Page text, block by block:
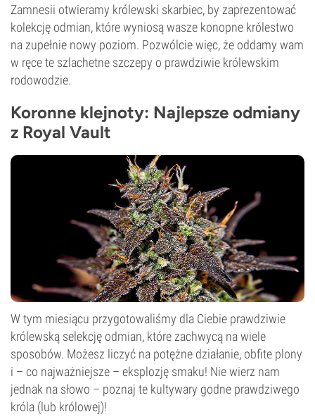
Zamnesii otwieramy królewski skarbiec, by zaprezentować
kolekcję odmian, które wyniosą wasze konopne królestwo
na zupełnie nowy poziom. Pozwólcie więc, że oddamy wam
w ręce te szlachetne szczepy o prawdziwie królewskim
rodowodzie.
Koronne klejnoty: Najlepsze odmiany
z Royal Vault
W tym miesiącu przygotowaliśmy dla Ciebie prawdziwie
królewską selekcję odmian, które zachwycą na wiele
sposobów. Możesz liczyć na potężne działanie, obfite plony
i – co najważniejsze – eksplozję smaku! Nie wierz nam
jednak na słowo – poznaj te kultywary godne prawdziwego
króla (lub królowej)!